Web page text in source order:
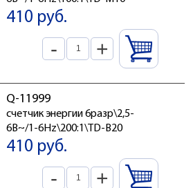
410 руб.
- +
Q-11999
счетчик энергии 6разр\2,5-
6В~/1-6Hz\200:1\TD-B20
410 руб.
- +